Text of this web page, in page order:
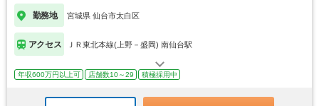
勤務地 宮城県 仙台市太白区
アクセス ＪＲ東北本線(上野－盛岡) 南仙台駅
年収600万円以上可 店舗数10～29 積極採用中